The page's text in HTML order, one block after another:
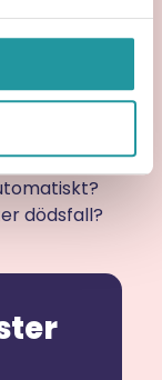
försäkringen
till att din
dödsfall?
dödsfall?